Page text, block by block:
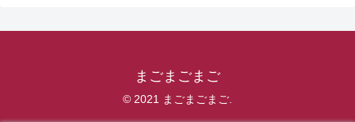
まごまごまご
© 2021 まごまごまご.